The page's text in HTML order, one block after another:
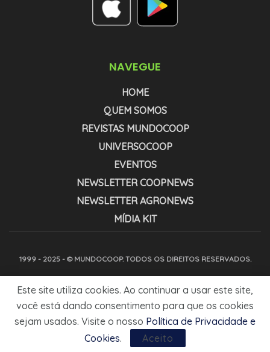
NAVEGUE
HOME
QUEM SOMOS
REVISTAS MUNDOCOOP
UNIVERSOCOOP
EVENTOS
NEWSLETTER COOPNEWS
NEWSLETTER AGRONEWS
MÍDIA KIT
1999 - 2025 - © MUNDOCOOP. TODOS OS DIREITOS RESERVADOS.
Este site utiliza cookies. Ao continuar a usar este site,
você está dando consentimento para que os cookies
sejam usados. Visite o nosso Política de Privacidade e
Cookies. Aceito